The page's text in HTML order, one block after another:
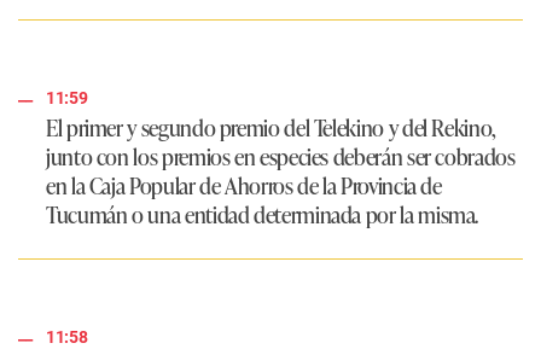
11:59
El primer y segundo premio del Telekino y del Rekino,
junto con los premios en especies deberán ser cobrados
en la Caja Popular de Ahorros de la Provincia de
Tucumán o una entidad determinada por la misma.
11:58